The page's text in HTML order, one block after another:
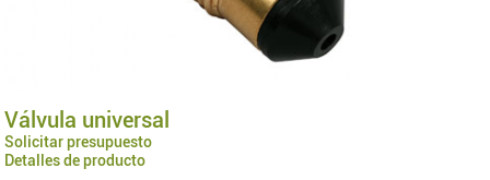
Válvula universal
Solicitar presupuesto
Detalles de producto